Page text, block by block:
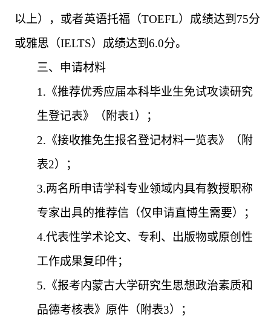
以上），或者英语托福（TOEFL）成绩达到 75分
或雅思（IELTS）成绩达到 6.0分。
三、申请材料
1. 《推荐优秀应届本科毕业生免试攻读研究
生登记表》（附表1）；
2. 《接收推免生报名登记材料一览表》（附
表2）；
3.两名所申请学科专业领域内具有教授职称
专家出具的推荐信（仅申请直博生需要）；
4.代表性学术论文、专利、出版物或原创性
工作成果复印件；
5. 《报考内蒙古大学研究生思想政治素质和
品德考核表》原件（附表3）；